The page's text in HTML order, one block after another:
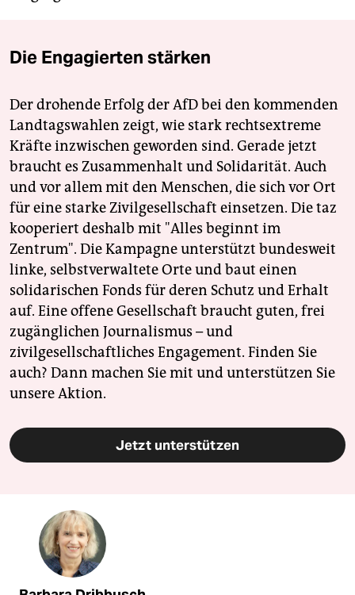
Die Engagierten stärken
Der drohende Erfolg der AfD bei den kommenden
Landtagswahlen zeigt, wie stark rechtsextreme
Kräfte inzwischen geworden sind. Gerade jetzt
braucht es Zusammenhalt und Solidarität. Auch
und vor allem mit den Menschen, die sich vor Ort
für eine starke Zivilgesellschaft einsetzen. Die taz
kooperiert deshalb mit "Alles beginnt im
Zentrum". Die Kampagne unterstützt bundesweit
linke, selbstverwaltete Orte und baut einen
solidarischen Fonds für deren Schutz und Erhalt
auf. Eine offene Gesellschaft braucht guten, frei
zugänglichen Journalismus – und
zivilgesellschaftliches Engagement. Finden Sie
auch? Dann machen Sie mit und unterstützen Sie
unsere Aktion.
Jetzt unterstützen